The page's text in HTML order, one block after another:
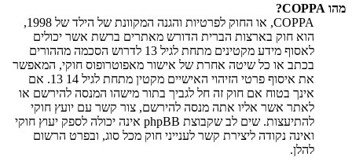
מהו COPPA?
COPPA, או החוק לפרטיות והגנה המקוונת של הילד של 1998,
הוא חוק בארצות הברית הדורש מאתרים ברשת אשר יכולים
לאסוף מידע מקטינים מתחת לגיל 13 לדרוש הסכמה מההורים
בכתב או כל שיטה אחרת של אישור מאפוטרופוס חוקי, המאפשר
את איסוף פרטי הזיהוי האישיים מקטין מתחת לגיל 14 13. אם
אינך בטוח אם חוק זה חל לגביך בתור מישהו המנסה להירשם או
לאתר אשר אליו אתה מנסה להירשם, צור קשר עם יועץ חוקי
להתיעצות. שים לב שקבוצת phpBB אינה יכולה לספק יעוץ חוקי
ואינה נקודה ליצירת קשר לענייני חוק מכל סוג, ובפרט הרשום
להלן.